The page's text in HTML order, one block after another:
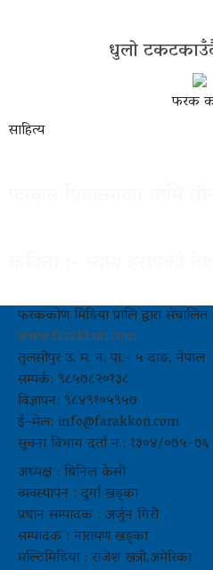
धुलो
फरक
साहित्य
फरककोण मिडिया प्रालि द्वारा संचालित
www.farakkon.com
तुलसीपुर उ. म. न. पा.- ५ दाङ, नेपाल
सम्पर्क: ९८५७८२०१३८
विज्ञापन: ९८४९१०५९५७
ई–मेल: info@farakkon.com
सूचना विभाग दर्ता न.: १३०४/०७५-७६
अध्यक्ष : बिनिल केसी
व्यवस्थापन : दुर्गा खड्का
प्रधान सम्पादक : अर्जुन गिरी
सम्पादक : नारायण खड्का
मल्टिमिडिया : राजेश खत्री,अमेरिका